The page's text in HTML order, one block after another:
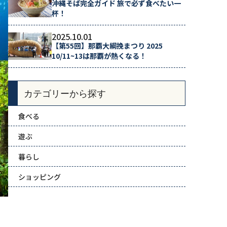
沖縄そば完全ガイド 旅で必ず食べたい一
杯！
2025.10.01
【第55回】那覇大綱挽まつり 2025
10/11~13は那覇が熱くなる！
カテゴリーから探す
食べる
遊ぶ
暮らし
ショッピング